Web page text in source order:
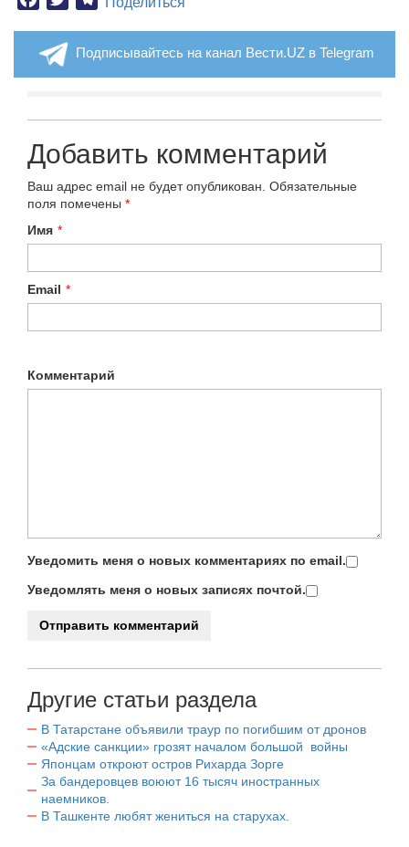
Подписывайтесь на канал Вести.UZ в Telegram
Добавить комментарий
Ваш адрес email не будет опубликован. Обязательные
поля помечены *
Имя *
Email *
Комментарий
Уведомить меня о новых комментариях по email.
Уведомлять меня о новых записях почтой.
Другие статьи раздела
В Татарстане объявили траур по погибшим от дронов
«Адские санкции» грозят началом большой войны
Японцам откроют остров Рихарда Зорге
За бандеровцев воюют 16 тысяч иностранных
наемников.
В Ташкенте любят жениться на старухах.